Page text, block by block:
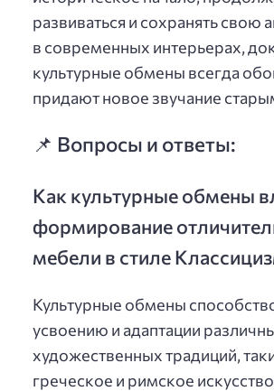
развиваться и сохранять свою
в современных интерьерах,
культурные обмены всегда
придают новое звучание
📌 Вопросы и ответы:
Как культурные обмены
формирование
мебели в стиле
Культурные обмены
усвоению и адаптации
художественных традиций,
греческое и римское